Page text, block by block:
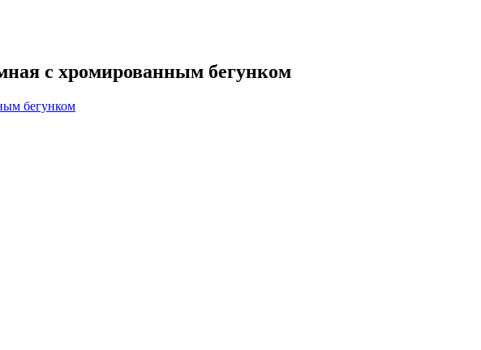
c хромированным бегунком